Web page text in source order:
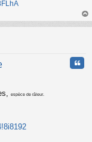
au
espèce de râleur.